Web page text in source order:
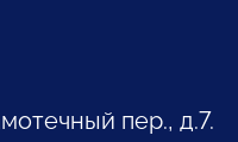
пер., д.7.